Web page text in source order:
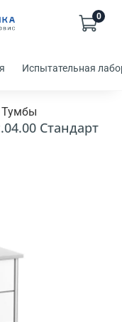
0
Испытательная
Тумбы
Стандарт